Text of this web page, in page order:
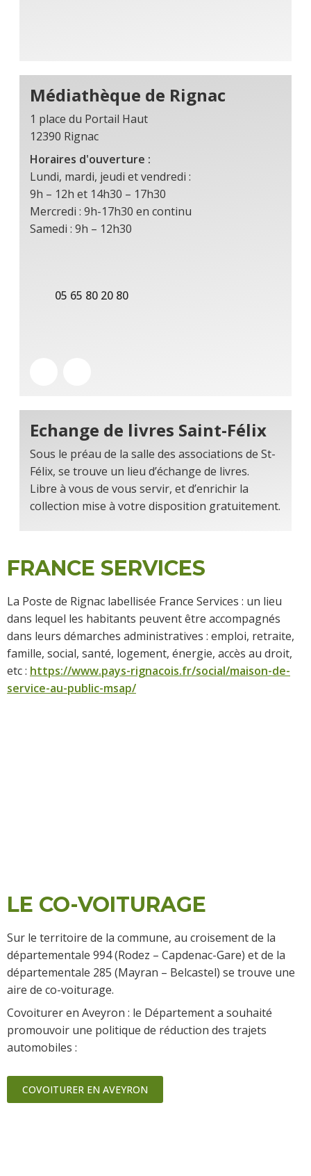
Médiathèque de Rignac
1 place du Portail Haut
12390 Rignac
Horaires d'ouverture :
Lundi, mardi, jeudi et vendredi :
9h – 12h et 14h30 – 17h30
Mercredi : 9h-17h30 en continu
Samedi : 9h – 12h30
05 65 80 20 80
Echange de livres Saint-Félix
Sous le préau de la salle des associations de St-
Félix, se trouve un lieu d’échange de livres.
Libre à vous de vous servir, et d’enrichir la
collection mise à votre disposition gratuitement.
FRANCE SERVICES
La Poste de Rignac labellisée France Services : un lieu
dans lequel les habitants peuvent être accompagnés
dans leurs démarches administratives : emploi, retraite,
famille, social, santé, logement, énergie, accès au droit,
etc : https://www.pays-rignacois.fr/social/maison-de-
service-au-public-msap/
LE CO-VOITURAGE
Sur le territoire de la commune, au croisement de la
départementale 994 (Rodez – Capdenac-Gare) et de la
départementale 285 (Mayran – Belcastel) se trouve une
aire de co-voiturage.
Covoiturer en Aveyron : le Département a souhaité
promouvoir une politique de réduction des trajets
automobiles :
COVOITURER EN AVEYRON